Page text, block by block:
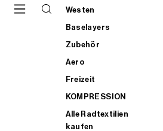
Westen
Baselayers
Zubehör
Aero
Freizeit
KOMPRESSION
Alle Radtextilien
kaufen